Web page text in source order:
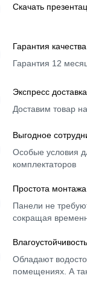
Скачать
Гарантия качества
Гарантия 12
Экспресс доставка
Доставим товар
Выгодное
Особые условия
комплектаторов
Простота монтажа
Панели не
сокращая
Влагоустойчивость
Обладают
помещениях. А